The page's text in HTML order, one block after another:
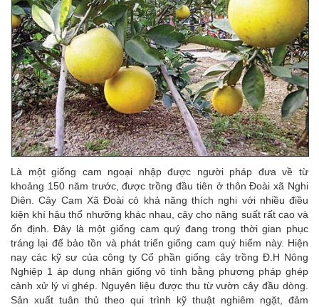
Là một giống cam ngoại nhập được người pháp đưa về từ
khoảng 150 năm trước, được trồng đầu tiên ở thôn Đoài xã Nghi
Diên. Cây Cam Xã Đoài có khả năng thích nghi với nhiều điều
kiện khí hậu thổ nhưỡng khác nhau, cây cho năng suất rất cao và
ổn định. Đây là một giống cam quý đang trong thời gian phục
tráng lại để bảo tồn và phát triển giống cam quý hiếm này. Hiện
nay các kỹ sư của công ty Cổ phần giống cây trồng Đ.H Nông
Nghiệp 1 áp dụng nhân giống vô tính bằng phương pháp ghép
cành xử lý vi ghép. Nguyên liệu được thu từ vườn cây đầu dòng.
Sản xuất tuân thủ theo qui trình kỹ thuật nghiêm ngặt, đảm